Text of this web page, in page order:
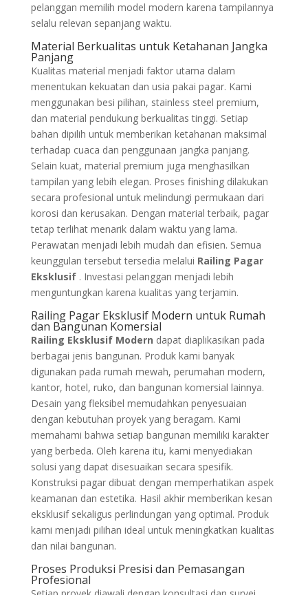
pelanggan memilih model modern karena tampilannya
selalu relevan sepanjang waktu.
Material Berkualitas untuk Ketahanan Jangka
Panjang
Kualitas material menjadi faktor utama dalam
menentukan kekuatan dan usia pakai pagar. Kami
menggunakan besi pilihan, stainless steel premium,
dan material pendukung berkualitas tinggi. Setiap
bahan dipilih untuk memberikan ketahanan maksimal
terhadap cuaca dan penggunaan jangka panjang.
Selain kuat, material premium juga menghasilkan
tampilan yang lebih elegan. Proses finishing dilakukan
secara profesional untuk melindungi permukaan dari
korosi dan kerusakan. Dengan material terbaik, pagar
tetap terlihat menarik dalam waktu yang lama.
Perawatan menjadi lebih mudah dan efisien. Semua
keunggulan tersebut tersedia melalui Railing Pagar
Eksklusif . Investasi pelanggan menjadi lebih
menguntungkan karena kualitas yang terjamin.
Railing Pagar Eksklusif Modern untuk Rumah
dan Bangunan Komersial
Railing Eksklusif Modern dapat diaplikasikan pada
berbagai jenis bangunan. Produk kami banyak
digunakan pada rumah mewah, perumahan modern,
kantor, hotel, ruko, dan bangunan komersial lainnya.
Desain yang fleksibel memudahkan penyesuaian
dengan kebutuhan proyek yang beragam. Kami
memahami bahwa setiap bangunan memiliki karakter
yang berbeda. Oleh karena itu, kami menyediakan
solusi yang dapat disesuaikan secara spesifik.
Konstruksi pagar dibuat dengan memperhatikan aspek
keamanan dan estetika. Hasil akhir memberikan kesan
eksklusif sekaligus perlindungan yang optimal. Produk
kami menjadi pilihan ideal untuk meningkatkan kualitas
dan nilai bangunan.
Proses Produksi Presisi dan Pemasangan
Profesional